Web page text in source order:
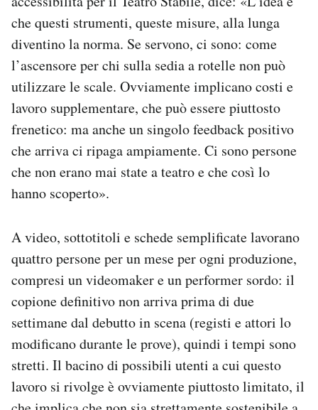
che questi strumenti, queste misure, alla lunga
diventino la norma. Se servono, ci sono: come
l’ascensore per chi sulla sedia a rotelle non può
utilizzare le scale. Ovviamente implicano costi e
lavoro supplementare, che può essere piuttosto
frenetico: ma anche un singolo feedback positivo
che arriva ci ripaga ampiamente. Ci sono persone
che non erano mai state a teatro e che così lo
hanno scoperto».
A video, sottotitoli e schede semplificate lavorano
quattro persone per un mese per ogni produzione,
compresi un videomaker e un performer sordo: il
copione definitivo non arriva prima di due
settimane dal debutto in scena (registi e attori lo
modificano durante le prove), quindi i tempi sono
stretti. Il bacino di possibili utenti a cui questo
lavoro si rivolge è ovviamente piuttosto limitato, il